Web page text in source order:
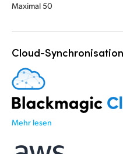
Maximal 50
Cloud-Synchronisation
Mehr lesen